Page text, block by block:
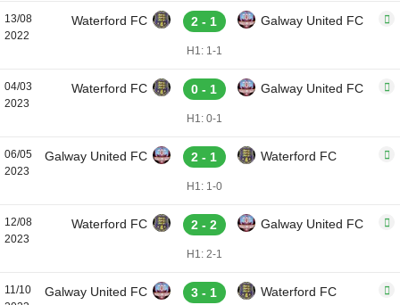
13/08
2022
Waterford FC 2 - 1 Galway United FC
H1: 1-1
04/03
2023
Waterford FC 0 - 1 Galway United FC
H1: 0-1
06/05
2023
Galway United FC 2 - 1 Waterford FC
H1: 1-0
12/08
2023
Waterford FC 2 - 2 Galway United FC
H1: 2-1
11/10
Galway United FC 3 - 1 Waterford FC